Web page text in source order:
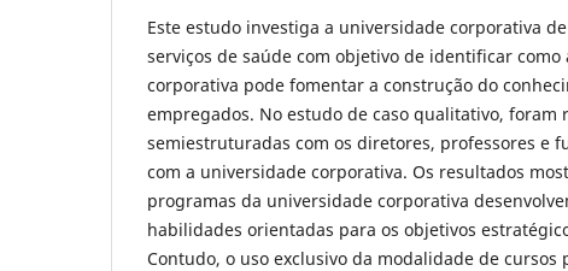
Este estudo investiga a universidade corporativa
serviços de saúde com objetivo de identificar como
corporativa pode fomentar a construção do
empregados. No estudo de caso qualitativo, foram
semiestruturadas com os diretores, professores e
com a universidade corporativa. Os resultados
programas da universidade corporativa
habilidades orientadas para os objetivos
Contudo, o uso exclusivo da modalidade de cursos